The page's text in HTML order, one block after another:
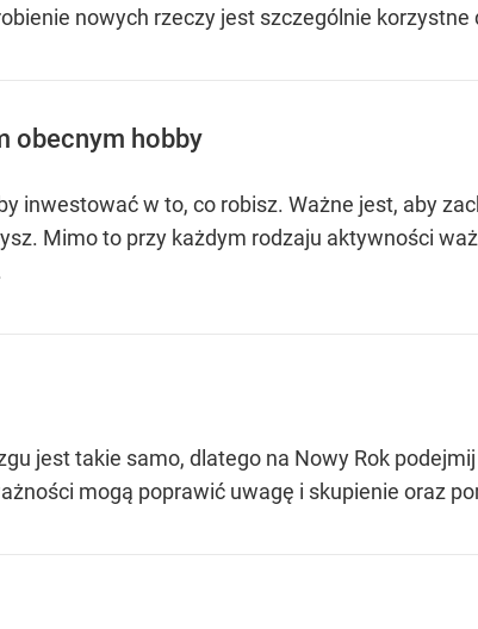
nowych rzeczy jest szczególnie korzystne
obecnym hobby
inwestować w to, co robisz. Ważne jest, aby
Mimo to przy każdym rodzaju aktywności
jest takie samo, dlatego na Nowy Rok
mogą poprawić uwagę i skupienie oraz